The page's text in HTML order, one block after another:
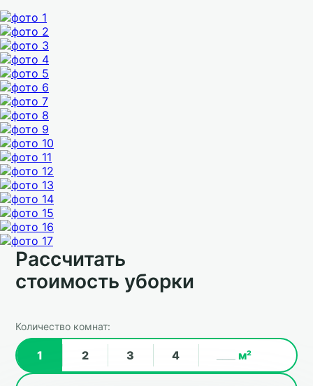
Рассчитать
стоимость уборки
Количество комнат:
1 2 3 4 м²